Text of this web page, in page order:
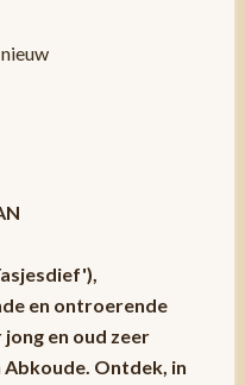
en ontroerende
en oud zeer
Ontdek, in